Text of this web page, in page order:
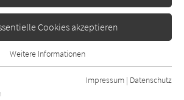
Romy Fölck
Cookies akzeptieren
für grundlegende Funktionen der
ist gewährleistet, dass die Webseite
Weitere Informationen
Impressum | Datenschutz